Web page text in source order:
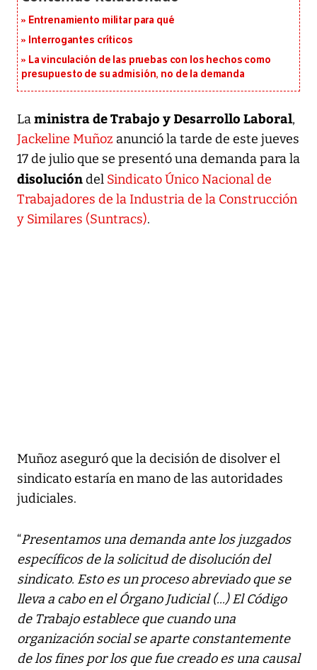
Entrenamiento militar para qué
Interrogantes críticos
La vinculación de las pruebas con los hechos como
presupuesto de su admisión, no de la demanda
Laministra de Trabajo y Desarrollo Laboral,
Jackeline Muñoz anunció la tarde de este jueves
17 de julio que se presentó una demanda para la
disolucióndel Sindicato Único Nacional de
Trabajadores de la Industria de la Construcción
y Similares (Suntracs).
Muñoz aseguró que la decisión de disolver el
sindicato estaría en mano de las autoridades
judiciales.
“Presentamos una demanda ante los juzgados
específicos de la solicitud de disolución del
sindicato. Esto es un proceso abreviado que se
lleva a cabo en el Órgano Judicial (...) El Código
de Trabajo establece que cuando una
organización social se aparte constantemente
de los fines por los que fue creado es una causal